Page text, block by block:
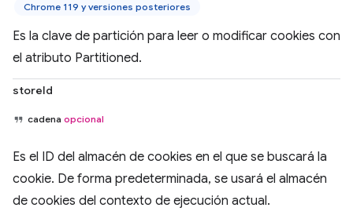
Chrome 119 y versiones posteriores
Es la clave de partición para leer o modificar cookies con
el atributo Partitioned.
storeId
cadena opcional
Es el ID del almacén de cookies en el que se buscará la
cookie. De forma predeterminada, se usará el almacén
de cookies del contexto de ejecución actual.